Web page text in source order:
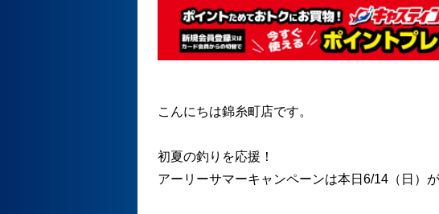
こんにちは錦糸町店です。
初夏の釣りを応援！
アーリーサマーキャンペーンは本日6/14（日）